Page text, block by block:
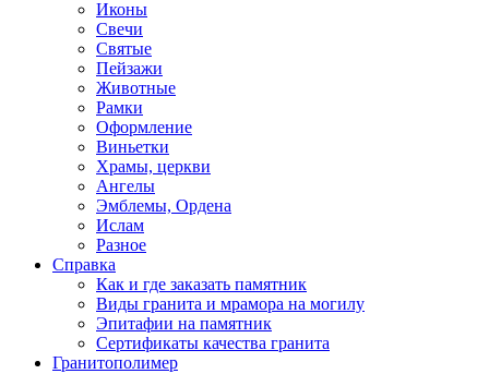
Иконы
Свечи
Святые
Пейзажи
Животные
Рамки
Оформление
Виньетки
Храмы, церкви
Ангелы
Эмблемы, Ордена
Ислам
Разное
Справка
Как и где заказать памятник
Виды гранита и мрамора на могилу
Эпитафии на памятник
Сертификаты качества гранита
Гранитополимер